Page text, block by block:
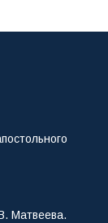
Матвеева.